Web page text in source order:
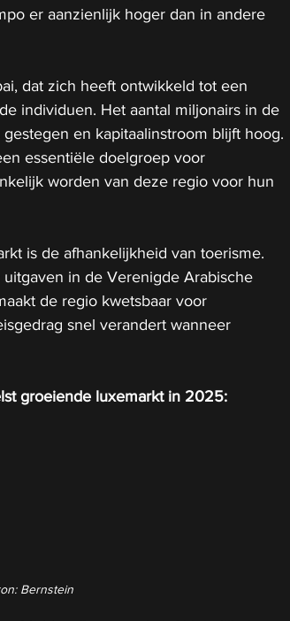
er aanzienlijk hoger dan in andere
dat zich heeft ontwikkeld tot een
individuen. Het aantal miljonairs in de
en kapitaalinstroom blijft hoog.
essentiële doelgroep voor
worden van deze regio voor hun
is de afhankelijkheid van toerisme.
in de Verenigde Arabische
de regio kwetsbaar voor
snel verandert wanneer
groeiende luxemarkt in 2025:
Bernstein